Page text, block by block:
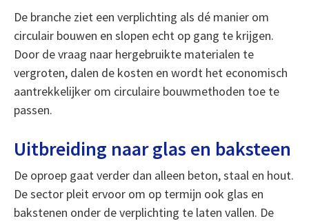
De branche ziet een verplichting als dé manier om
circulair bouwen en slopen echt op gang te krijgen.
Door de vraag naar hergebruikte materialen te
vergroten, dalen de kosten en wordt het economisch
aantrekkelijker om circulaire bouwmethoden toe te
passen.
Uitbreiding naar glas en baksteen
De oproep gaat verder dan alleen beton, staal en hout.
De sector pleit ervoor om op termijn ook glas en
bakstenen onder de verplichting te laten vallen. De